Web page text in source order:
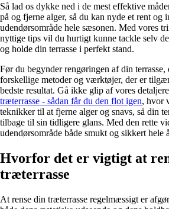
Så lad os dykke ned i de mest effektive
på og fjerne alger, så du kan nyde et rent og
udendørsområde hele sæsonen. Med vores
nyttige tips vil du hurtigt kunne tackle selv
og holde din terrasse i perfekt stand.
Før du begynder rengøringen af din
forskellige metoder og værktøjer, der er
bedste resultat. Gå ikke glip af vores
træterrasse - sådan får du den flot igen, hvor
teknikker til at fjerne alger og snavs, så din
tilbage til sin tidligere glans. Med den rette
udendørsområde både smukt og sikkert hele
Hvorfor det er vigtigt at
træterrasse
At rense din træterrasse regelmæssigt er